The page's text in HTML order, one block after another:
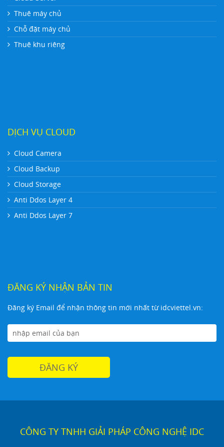
Thuê máy chủ
Chỗ đặt máy chủ
Thuê khu riêng
DỊCH VỤ CLOUD
Cloud Camera
Cloud Backup
Cloud Storage
Anti Ddos Layer 4
Anti Ddos Layer 7
ĐĂNG KÝ NHẬN BẢN TIN
Đăng ký Email để nhận thông tin mới nhất từ idcviettel.vn:
CÔNG TY TNHH GIẢI PHÁP CÔNG NGHỆ IDC